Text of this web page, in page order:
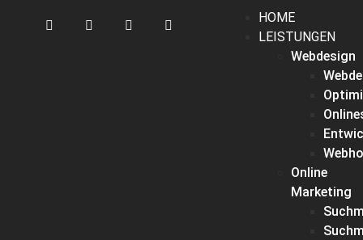
HOME
LEISTUNGEN
Webdesign
Online
Marketing